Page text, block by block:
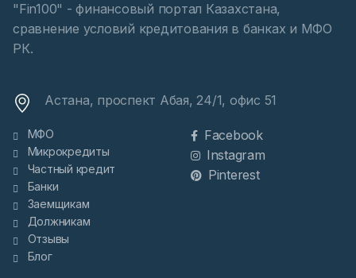
"Fin100" - финансовый портал Казахстана,
сравнение условий кредитования в банках и МФО
РК.
Астана, проспект Абая, 24/1, офис 51
МФО
Микрокредиты
Частный кредит
Банки
Заемщикам
Должникам
Отзывы
Блог
Facebook
Instagram
Pinterest